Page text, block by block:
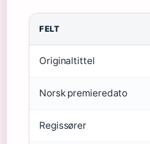
FELT
Originaltittel
Norsk premieredato
Regissører